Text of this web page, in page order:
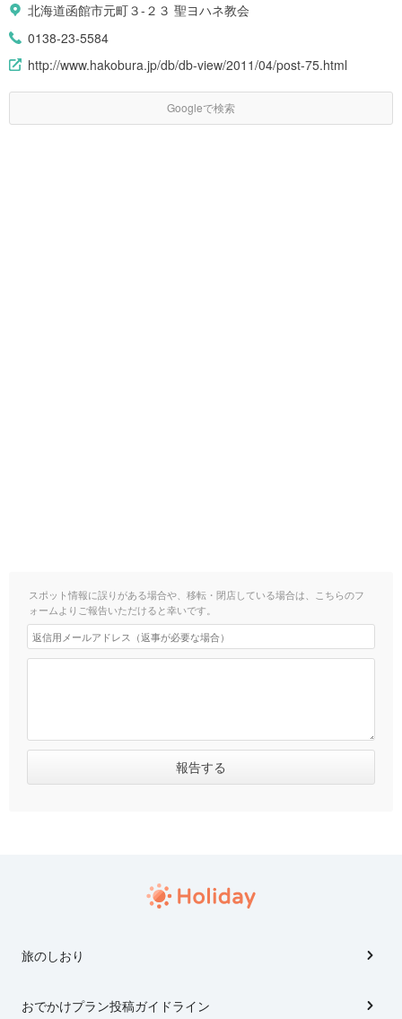
北海道函館市元町３-２３ 聖ヨハネ教会
0138-23-5584
http://www.hakobura.jp/db/db-view/2011/04/post-75.html
Googleで検索
スポット情報に誤りがある場合や、移転・閉店している場合は、こちらのフ
ォームよりご報告いただけると幸いです。
旅のしおり
おでかけプラン投稿ガイドライン